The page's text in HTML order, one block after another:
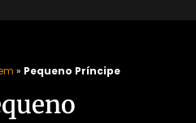
» Pequeno Príncipe